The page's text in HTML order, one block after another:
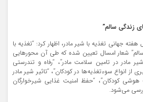
زندگی سالم”
جهانی تغذیه با شیر مادر، اظهار کرد: “تغذیه با
سالم” شعار امسال تعیین شده که طی آن محورهایی
مادر در تامین سلامت مادر”، “رفاه و تندرستی
از انواع سوءتغذیه‌ها در کودکان”، “تاثیر شیر مادر
کودکان”، “حفظ امنیت غذایی شیرخوارگان
می‌شود.